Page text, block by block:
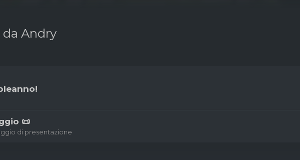
Andry
📜
di presentazione